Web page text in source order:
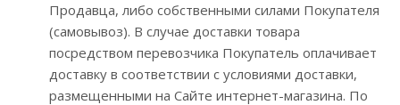
Продавца, либо собственными силами Покупателя
(самовывоз). В случае доставки товара
посредством перевозчика Покупатель оплачивает
доставку в соответствии с условиями доставки,
размещенными на Сайте интернет-магазина. По